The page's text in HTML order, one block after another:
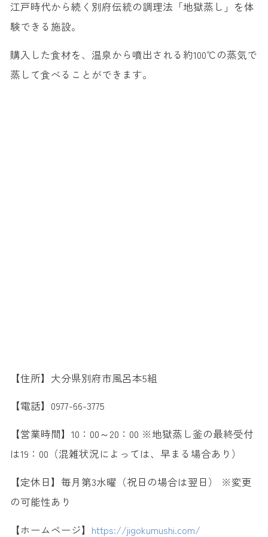
江戸時代から続く別府伝統の調理法「地獄蒸し」を体
験できる施設。
購入した食材を、温泉から噴出される約100℃の蒸気で
蒸して食べることができます。
【住所】大分県別府市風呂本5組
【電話】0977-66-3775
【営業時間】10：00～20：00 ※地獄蒸し釜の最終受付
は19：00（混雑状況によっては、早まる場合あり）
【定休日】毎月第3水曜（祝日の場合は翌日） ※変更
の可能性あり
【ホームページ】 https://jigokumushi.com/